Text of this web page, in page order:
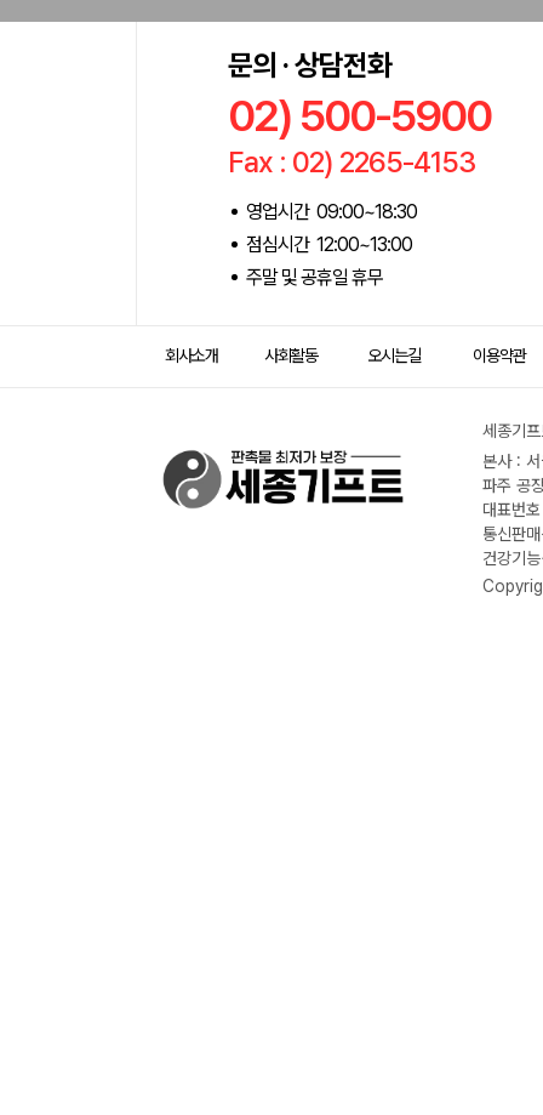
문의 · 상담전화
02) 500-5900
Fax : 02) 2265-4153
영업시간 09:00~18:30
점심시간 12:00~13:00
주말 및 공휴일 휴무
회사소개 사회활동 오시는길 이용약관
세종기
본사 :
파주 공
대표번
통신판
건강기